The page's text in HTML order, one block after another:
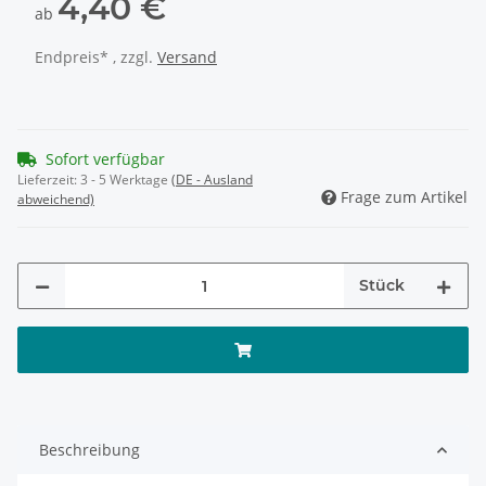
ab 4,40 €
Endpreis* , zzgl. Versand
Sofort verfügbar
Lieferzeit:3 - 5 Werktage (DE - Ausland
abweichend)
Frage zum Artikel
Stück
Beschreibung